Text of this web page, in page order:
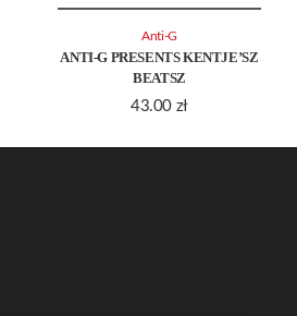
ANTI-G PRESENTS KENTJE’SZ
BEATSZ
43.00 zł
Anti-G